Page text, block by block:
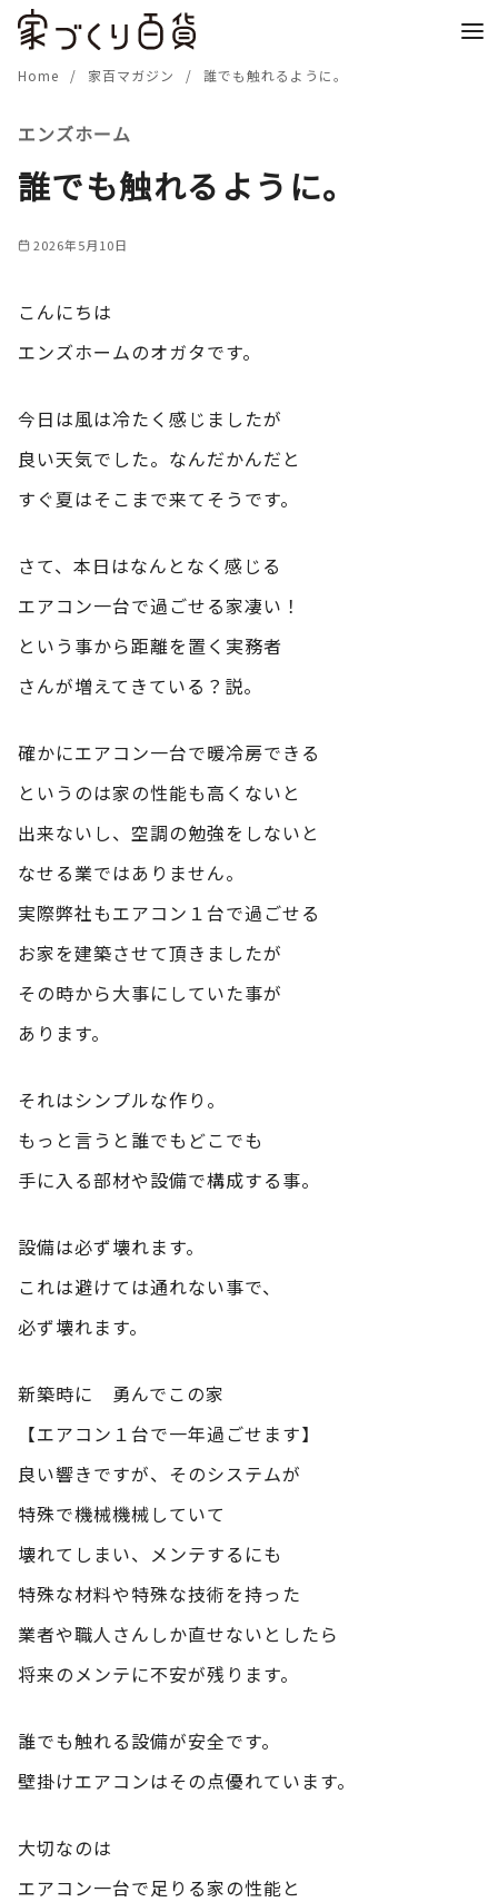
Home 家百マガジン 誰でも触れるように。
エンズホーム
誰でも触れるように。
2026年5月10日
こんにちは
エンズホームのオガタです。
今日は風は冷たく感じましたが
良い天気でした。なんだかんだと
すぐ夏はそこまで来てそうです。
さて、本日はなんとなく感じる
エアコン一台で過ごせる家凄い！
という事から距離を置く実務者
さんが増えてきている？説。
確かにエアコン一台で暖冷房できる
というのは家の性能も高くないと
出来ないし、空調の勉強をしないと
なせる業ではありません。
実際弊社もエアコン１台で過ごせる
お家を建築させて頂きましたが
その時から大事にしていた事が
あります。
それはシンプルな作り。
もっと言うと誰でもどこでも
手に入る部材や設備で構成する事。
設備は必ず壊れます。
これは避けては通れない事で、
必ず壊れます。
新築時に 勇んでこの家
【エアコン１台で一年過ごせます】
良い響きですが、そのシステムが
特殊で機械機械していて
壊れてしまい、メンテするにも
特殊な材料や特殊な技術を持った
業者や職人さんしか直せないとしたら
将来のメンテに不安が残ります。
誰でも触れる設備が安全です。
壁掛けエアコンはその点優れています。
大切なのは
エアコン一台で足りる家の性能と